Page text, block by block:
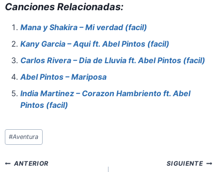
c
e
b
o
o
k
er
e
st
at
s
A
p
p
st
o
d
o
n
ai
l
e
Canciones Relacionadas:
Mana y Shakira – Mi verdad (facil)
Kany Garcia – Aqui ft. Abel Pintos (facil)
Carlos Rivera – Dia de Lluvia ft. Abel Pintos (facil)
Abel Pintos – Mariposa
India Martinez – Corazon Hambriento ft. Abel
Pintos (facil)
Etiquetas
de
entrada:
#Aventura
Navegación
ANTERIOR SIGUIENTE